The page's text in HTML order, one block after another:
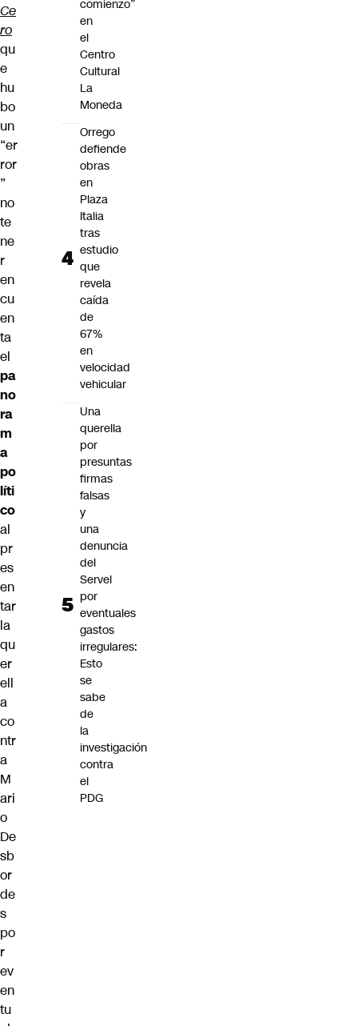
Ce
ro
qu
e
hu
bo
un
“er
ror
”
no
te
ne
r
en
cu
en
ta
el
pa
no
ra
m
a
po
líti
co
al
pr
es
en
tar
la
qu
er
ell
a
co
ntr
a
M
ari
o
De
sb
or
de
s
po
r
ev
en
tu
comienzo”
en
el
Centro
Cultural
La
Moneda
Orrego
defiende
obras
en
Plaza
Italia
tras
estudio
que
revela
caída
de
67%
en
velocidad
vehicular
Una
querella
por
presuntas
firmas
falsas
y
una
denuncia
del
Servel
por
eventuales
gastos
irregulares:
Esto
se
sabe
de
la
investigación
contra
el
PDG